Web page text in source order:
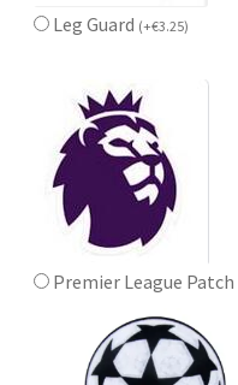
Leg Guard (+€3.25)
Premier League Patch